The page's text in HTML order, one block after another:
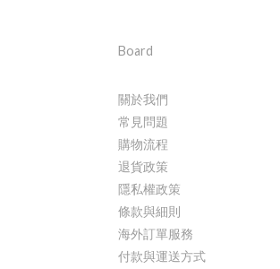
Board
關於我們
常見問題
購物流程
退貨政策
隱私權政策
條款與細則
海外訂單服務
付款與運送方式